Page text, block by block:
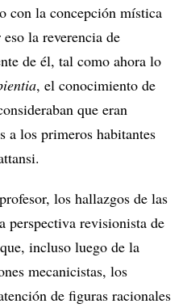
con la concepción mística
la reverencia de
de él, tal como ahora lo
, el conocimiento de
que eran
a los primeros habitantes
los hallazgos de las
perspectiva revisionista de
incluso luego de la
mecanicistas, los
de figuras racionales